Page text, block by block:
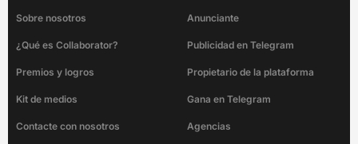
Sobre nosotros
¿Qué es Collaborator?
Premios y logros
Kit de medios
Contacte con nosotros
Anunciante
Publicidad en Telegram
Propietario de la plataforma
Gana en Telegram
Agencias